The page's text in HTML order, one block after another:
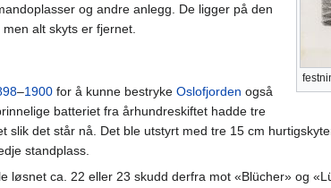
og andre anlegg. De ligger på den
alt skyts er fjernet.
–1900 for å kunne bestryke Oslofjorden også
batteriet fra århundreskiftet hadde tre
det står nå. Det ble utstyrt med tre 15 cm
standplass.
ca. 22 eller 23 skudd derfra mot «Blücher» og